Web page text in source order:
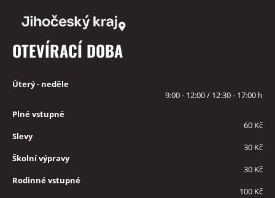
OTEVÍRACÍ DOBA
Úterý - neděle
9:00 - 12:00 / 12:30 - 17:00 h
Plné vstupné
60 Kč
Slevy
30 Kč
Školní výpravy
30 Kč
Rodinné vstupné
100 Kč